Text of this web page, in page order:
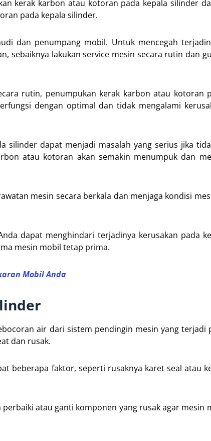
kerak karbon atau kotoran pada kepala silinder
pada kepala silinder.
dan penumpang mobil. Untuk mencegah
sebaiknya lakukan service mesin secara rutin dan
rutin, penumpukan kerak karbon atau kotoran
dengan optimal dan tidak mengalami
silinder dapat menjadi masalah yang serius jika
atau kotoran akan semakin menumpuk dan
mesin secara berkala dan menjaga kondisi
dapat menghindari terjadinya kerusakan pada
mesin mobil tetap prima.
Mobil Anda
air dari sistem pendingin mesin yang terjadi
dan rusak.
beberapa faktor, seperti rusaknya karet seal atau
atau ganti komponen yang rusak agar mesin